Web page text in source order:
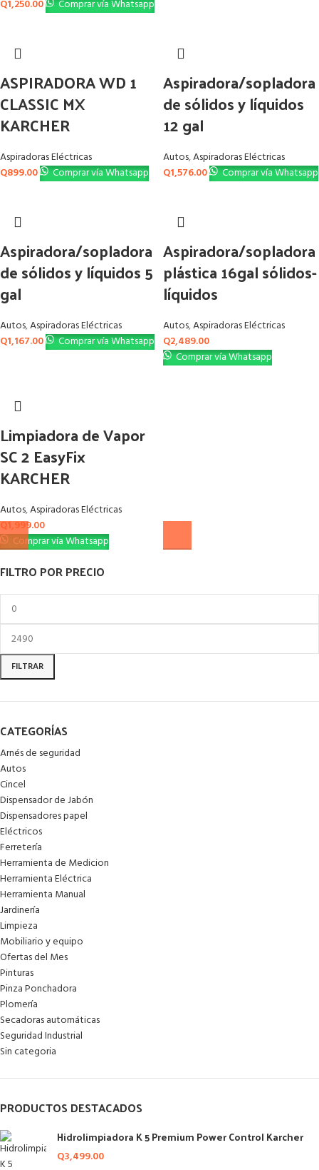
FILTRO POR PRECIO
FILTRAR
CATEGORÍAS
Arnés de seguridad
Autos
Cincel
Dispensador de Jabón
Dispensadores papel
Eléctricos
Ferretería
Herramienta de Medicion
Herramienta Eléctrica
Herramienta Manual
Jardinería
Limpieza
Mobiliario y equipo
Ofertas del Mes
Pinturas
Pinza Ponchadora
Plomería
Secadoras automáticas
Seguridad Industrial
Sin categoria
PRODUCTOS DESTACADOS
Hidrolimpiadora K 5 Premium Power Control Karcher
Q3,499.00
Q1,250.00 Comprar vía Whatsapp
ASPIRADORA WD 1
CLASSIC MX
KARCHER
Aspiradoras Eléctricas
Q899.00 Comprar vía Whatsapp
Aspiradora/sopladora
de sólidos y líquidos
12 gal
Autos,Aspiradoras Eléctricas
Q1,576.00 Comprar vía Whatsapp
Aspiradora/sopladora
de sólidos y líquidos 5
gal
Autos,Aspiradoras Eléctricas
Q1,167.00 Comprar vía Whatsapp
Aspiradora/sopladora
plástica 16gal sólidos-
líquidos
Autos,Aspiradoras Eléctricas
Q2,489.00
Comprar vía Whatsapp
Limpiadora de Vapor
SC 2 EasyFix
KARCHER
Autos,Aspiradoras Eléctricas
Q1,999.00
Comprar vía Whatsapp